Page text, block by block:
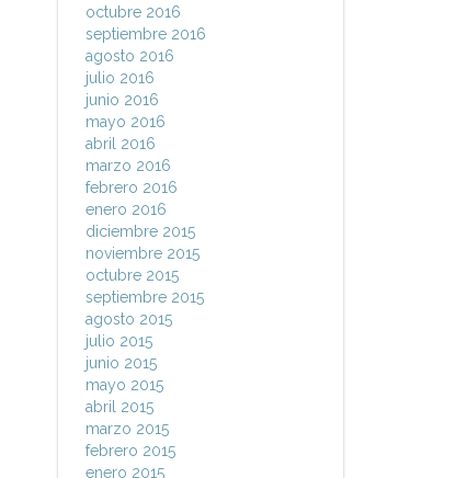
octubre 2016
septiembre 2016
agosto 2016
julio 2016
junio 2016
mayo 2016
abril 2016
marzo 2016
febrero 2016
enero 2016
diciembre 2015
noviembre 2015
octubre 2015
septiembre 2015
agosto 2015
julio 2015
junio 2015
mayo 2015
abril 2015
marzo 2015
febrero 2015
enero 2015